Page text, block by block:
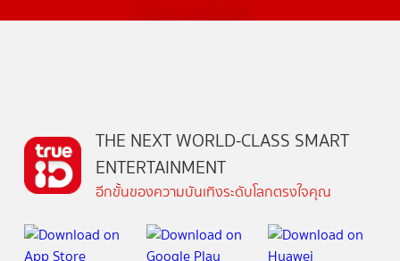
THE NEXT WORLD-CLASS SMART
ENTERTAINMENT
อีกขั้นของความบันเทิงระดับโลกตรงใจคุณ